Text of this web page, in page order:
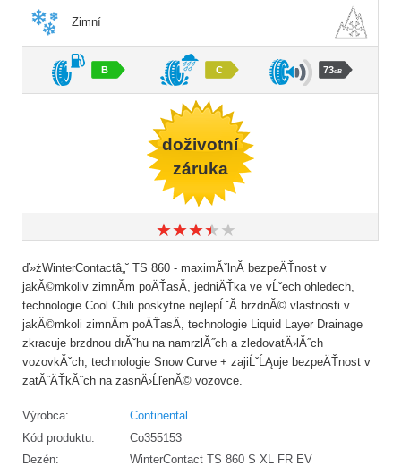
Zimní
B C 73dB
doživotní
záruka
★★★★★
★★★★★
ď»żWinterContactâ„˘ TS 860 - maximĂˇlnĂ­ bezpeÄŤnost v
jakĂ©mkoliv zimnĂ­m poÄŤasĂ­, jedniÄŤka ve vĹˇech ohledech,
technologie Cool Chili poskytne nejlepĹˇĂ­ brzdnĂ© vlastnosti v
jakĂ©mkoli zimnĂ­m poÄŤasĂ­, technologie Liquid Layer Drainage
zkracuje brzdnou drĂˇhu na namrzlĂ˝ch a zledovatÄ›lĂ˝ch
vozovkĂˇch, technologie Snow Curve + zajiĹˇĹĄuje bezpeÄŤnost v
zatĂˇÄŤkĂˇch na zasnÄ›ĹľenĂ© vozovce.
Výrobca:
Continental
Kód produktu:
Co355153
Dezén:
WinterContact TS 860 S XL FR EV